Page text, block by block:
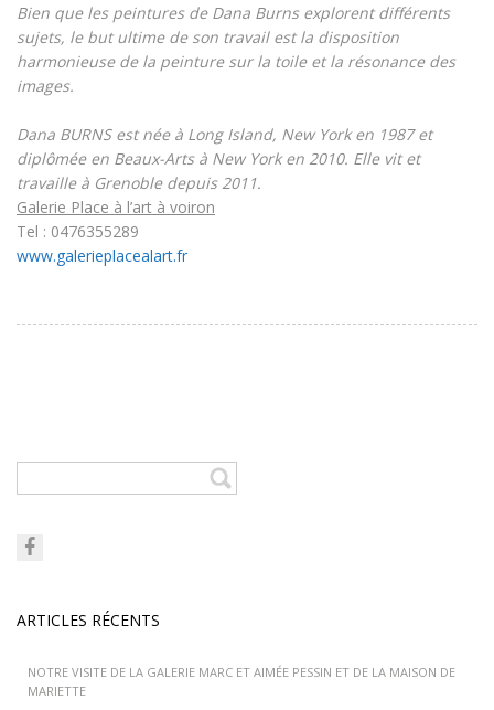
Bien que les peintures de Dana Burns explorent différents
sujets, le but ultime de son travail est la disposition
harmonieuse de la peinture sur la toile et la résonance des
images.
Dana BURNS est née à Long Island, New York en 1987 et
diplômée en Beaux-Arts à New York en 2010. Elle vit et
travaille à Grenoble depuis 2011.
Galerie Place à l’art à voiron
Tel : 0476355289
www.galerieplacealart.fr
ARTICLES RÉCENTS
NOTRE VISITE DE LA GALERIE MARC ET AIMÉE PESSIN ET DE LA MAISON DE
MARIETTE